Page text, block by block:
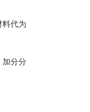
料代为
加分分